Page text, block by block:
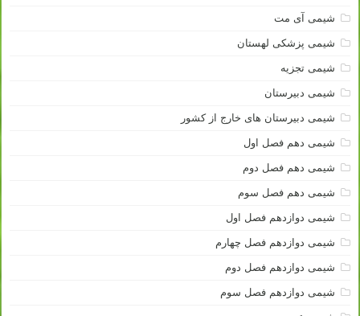
شیمی آی مت
شیمی پزشکی لهستان
شیمی تجزیه
شیمی دبیرستان
شیمی دبیرستان های خارج از کشور
شیمی دهم فصل اول
شیمی دهم فصل دوم
شیمی دهم فصل سوم
شیمی دوازدهم فصل اول
شیمی دوازدهم فصل چهارم
شیمی دوازدهم فصل دوم
شیمی دوازدهم فصل سوم